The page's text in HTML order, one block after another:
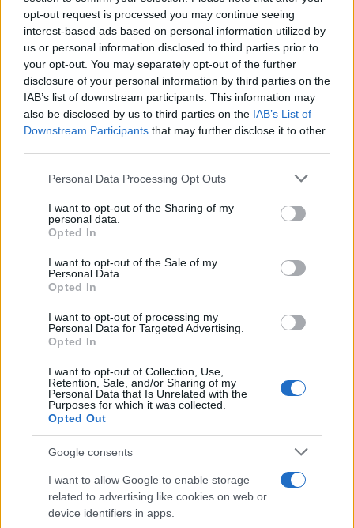
opt-out request is processed you may continue seeing
interest-based ads based on personal information utilized by
us or personal information disclosed to third parties prior to
your opt-out. You may separately opt-out of the further
disclosure of your personal information by third parties on the
IAB’s list of downstream participants. This information may
also be disclosed by us to third parties on the IAB’s List of
Downstream Participants that may further disclose it to other
Please note that this website/app uses one or more Google
not limited to your visit or usage behaviour. You may click to
grant or deny consent to Google and its third-party tags to
use your data for below specified purposes in below Google
consent section.
Personal Data Processing Opt Outs
I want to opt-out of the Sharing of my
personal data.
Opted In
I want to opt-out of the Sale of my
Personal Data.
Opted In
I want to opt-out of processing my
Personal Data for Targeted Advertising.
Opted In
I want to opt-out of Collection, Use,
Retention, Sale, and/or Sharing of my
Personal Data that Is Unrelated with the
Purposes for which it was collected.
Opted Out
Google consents
I want to allow Google to enable storage
related to advertising like cookies on web or
device identifiers in apps.
ελαττωματικό μηχάνημα, που έπρεπε όλο να
αντικατασταθεί», συμπλήρωσε.
ΔΙΑΦΗΜΙΣΗ
Τραγωδία με 4χρονο αγόρι
στην Πάρο: Τα τρία σημεία
που εστιάζουν οι
αστυνομικοί για τον πνιγμό
Ζέστη και
άνεμοι, με ριπές που
φτάνουν τα 80 χλμ/